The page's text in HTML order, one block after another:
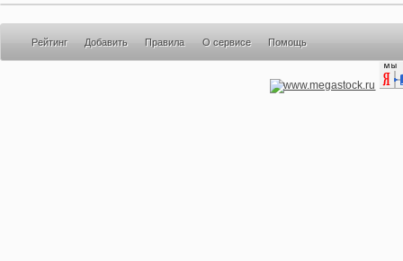
Рейтинг Добавить Правила О сервисе Помощь